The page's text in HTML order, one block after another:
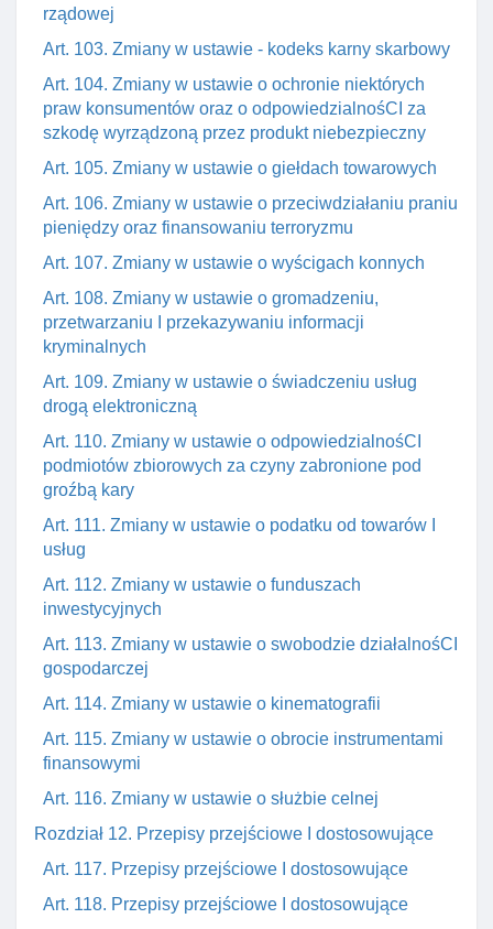
rządowej
Art. 103. Zmiany w ustawie - kodeks karny skarbowy
Art. 104. Zmiany w ustawie o ochronie niektórych
praw konsumentów oraz o odpowiedzialnośCI za
szkodę wyrządzoną przez produkt niebezpieczny
Art. 105. Zmiany w ustawie o giełdach towarowych
Art. 106. Zmiany w ustawie o przeciwdziałaniu praniu
pieniędzy oraz finansowaniu terroryzmu
Art. 107. Zmiany w ustawie o wyścigach konnych
Art. 108. Zmiany w ustawie o gromadzeniu,
przetwarzaniu I przekazywaniu informacji
kryminalnych
Art. 109. Zmiany w ustawie o świadczeniu usług
drogą elektroniczną
Art. 110. Zmiany w ustawie o odpowiedzialnośCI
podmiotów zbiorowych za czyny zabronione pod
groźbą kary
Art. 111. Zmiany w ustawie o podatku od towarów I
usług
Art. 112. Zmiany w ustawie o funduszach
inwestycyjnych
Art. 113. Zmiany w ustawie o swobodzie działalnośCI
gospodarczej
Art. 114. Zmiany w ustawie o kinematografii
Art. 115. Zmiany w ustawie o obrocie instrumentami
finansowymi
Art. 116. Zmiany w ustawie o służbie celnej
Rozdział 12. Przepisy przejściowe I dostosowujące
Art. 117. Przepisy przejściowe I dostosowujące
Art. 118. Przepisy przejściowe I dostosowujące